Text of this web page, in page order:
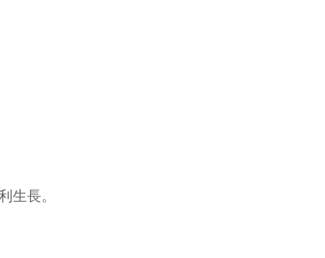
生長。